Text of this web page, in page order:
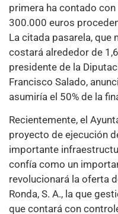
primera ha contado
300.000 euros
La citada pasarela, que
costará alrededor de
presidente de la
Francisco Salado,
asumiría el 50% de la
Recientemente, el
proyecto de ejecución
importante
confía como un
revolucionará la oferta
Ronda, S. A., la que
que contará con